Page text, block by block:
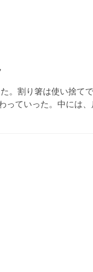
。割り箸は使い捨て
っていった。中には